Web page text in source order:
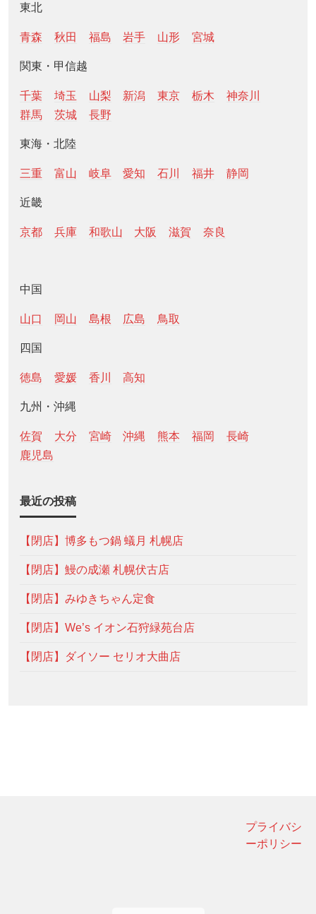
東北
青森 秋田 福島 岩手 山形 宮城
関東・甲信越
千葉 埼玉 山梨 新潟 東京 栃木
神奈川
群馬
茨城 長野
東海・北陸
三重 富山 岐阜 愛知 石川 福井 静岡
近畿
京都 兵庫 和歌山 大阪 滋賀 奈良
中国
山口 岡山 島根 広島 鳥取
四国
徳島 愛媛 香川 高知
九州・沖縄
佐賀 大分 宮崎 沖縄 熊本 福岡
長崎
鹿児島
最近の投稿
【閉店】博多もつ鍋 蟻月 札幌店
【閉店】鰻の成瀬 札幌伏古店
【閉店】みゆきちゃん定食
【閉店】We’s イオン石狩緑苑台店
【閉店】ダイソー セリオ大曲店
プライバシ
ーポリシー